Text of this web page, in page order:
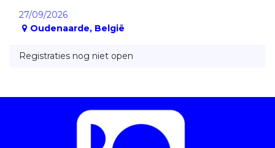
27/09/2026
Oudenaarde, België
Registraties nog niet open